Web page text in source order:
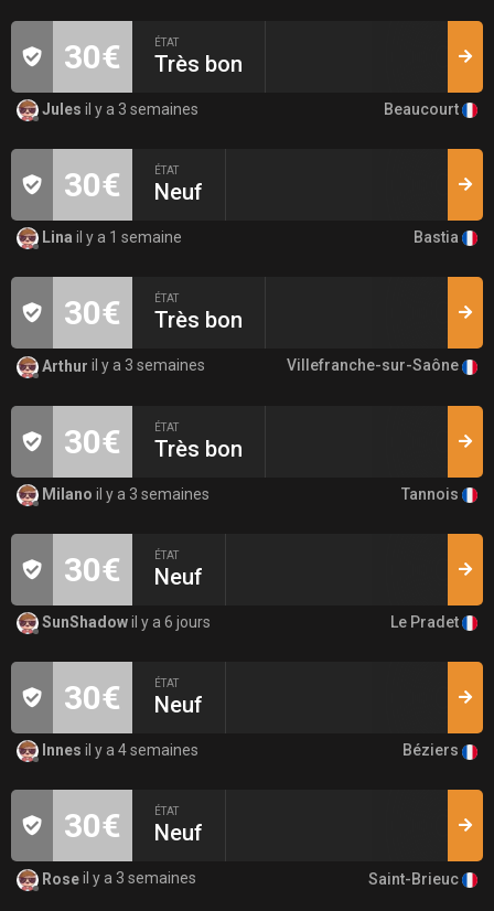
30€ ÉTAT
Très bon
Jules il y a 3 semaines Beaucourt
30€ ÉTAT
Neuf
Lina il y a 1 semaine Bastia
30€ ÉTAT
Très bon
Arthur il y a 3 semaines Villefranche-sur-Saône
30€ ÉTAT
Très bon
Milano il y a 3 semaines Tannois
30€ ÉTAT
Neuf
SunShadowil y a 6 jours Le Pradet
30€ ÉTAT
Neuf
Innes il y a 4 semaines Béziers
30€ ÉTAT
Neuf
Roseil y a 3 semaines Saint-Brieuc